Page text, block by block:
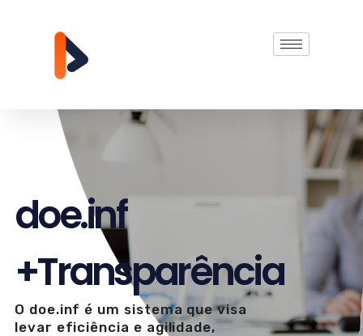
doe.inf
+Transparência
O doe.inf é um sistema que visa
levar eficiência e agilidade,